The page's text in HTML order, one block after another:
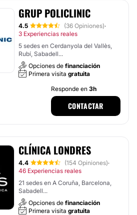
GRUP POLICLINIC
4.5 (36 Opiniones)·
3 Experiencias reales
5 sedes en Cerdanyola del Vallès,
Rubí, Sabadell...
Opciones de financiación
Primera visita gratuita
Responde en 3h
CONTACTAR
CLÍNICA LONDRES
4.4 (154 Opiniones)·
46 Experiencias reales
21 sedes en A Coruña, Barcelona,
Sabadell...
Opciones de financiación
Primera visita gratuita